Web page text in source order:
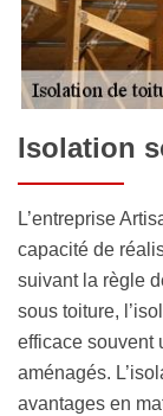
Isolation
L’entreprise
capacité de
suivant la règle
sous toiture,
efficace souvent
aménagés.
avantages en